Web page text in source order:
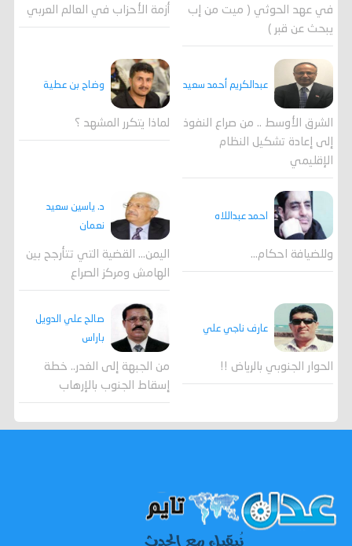
في عهد الحوثي ( ميت من إب
يبحث عن قبر )
أزمة الأحزاب في العالم العربي
عبدالكريم أحمد سعيد
الشرق الأوسط .. من صراع النفوذ
إلى إعادة تشكيل النظام
الإقليمي
وضاح بن عطية
لماذا يتكرر المشهد ؟
احمد عبداللاه
وللضيافة احكام…
د. ياسين سعيد
نعمان
اليمن… القضية التي تتأرجح بين
الهامش ومركز الصراع
عارف ناجي علي
الحوار الجنوبي بالرياض !!
صالح علي الدويل
باراس
من الجبهة إلى الغدر.. خطة
إسقاط الجنوب بالإرهاب